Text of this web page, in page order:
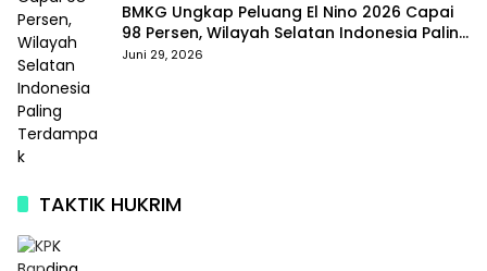
BMKG Ungkap Peluang El Nino 2026 Capai
98 Persen, Wilayah Selatan Indonesia Paling
Terdampak
Juni 29, 2026
TAKTIK HUKRIM